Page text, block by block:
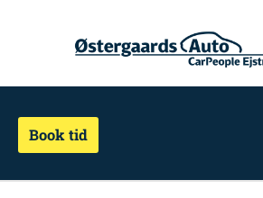
Book tid